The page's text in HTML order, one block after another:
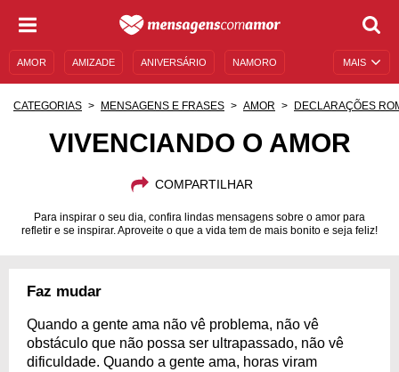
MAIS
AMOR AMIZADE ANIVERSÁRIO NAMORO
CATEGORIAS MENSAGENS E FRASES AMOR DECLARAÇÕES
VIVENCIANDO O AMOR
COMPARTILHAR
Para inspirar o seu dia, confira lindas mensagens sobre o amor para
refletir e se inspirar. Aproveite o que a vida tem de mais bonito e seja feliz!
Faz mudar
Quando a gente ama não vê problema, não vê
obstáculo que não possa ser ultrapassado, não vê
dificuldade. Quando a gente ama, horas viram